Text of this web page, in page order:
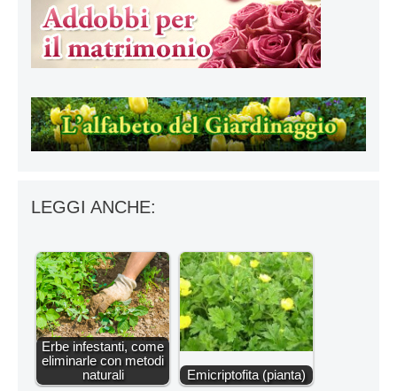
LEGGI ANCHE:
Erbe infestanti, come
eliminarle con metodi
naturali
Emicriptofita (pianta)